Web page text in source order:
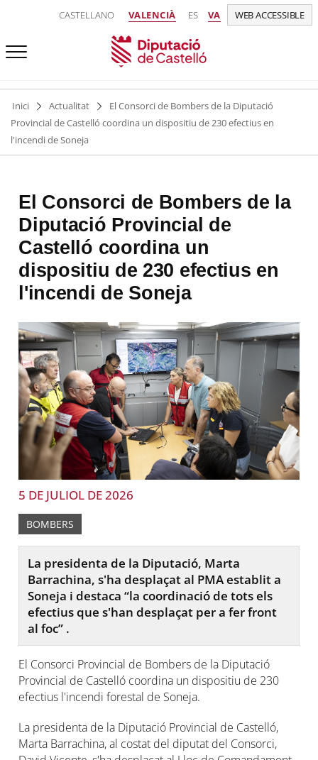
CASTELLANO VALENCIÀ ES VA WEB ACCESSIBLE
Inici Actualitat
El Consorci de Bombers de la Diputació
Provincial de Castelló coordina un dispositiu de 230 efectius en
l'incendi de Soneja
El Consorci de Bombers de la
Diputació Provincial de
Castelló coordina un
dispositiu de 230 efectius en
l'incendi de Soneja
5 DE JULIOL DE 2026
BOMBERS
La presidenta de la Diputació, Marta
Barrachina, s'ha desplaçat al PMA establit a
Soneja i destaca “la coordinació de tots els
efectius que s'han desplaçat per a fer front
al foc” .
El Consorci Provincial de Bombers de la Diputació
Provincial de Castelló coordina un dispositiu de 230
efectius l'incendi forestal de Soneja.
La presidenta de la Diputació Provincial de Castelló,
Marta Barrachina, al costat del diputat del Consorci,